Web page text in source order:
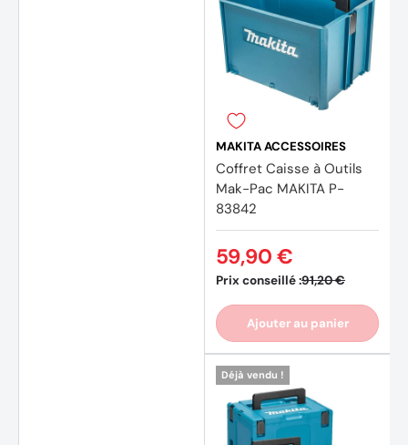
MAKITA ACCESSOIRES
Coffret Caisse à Outils
Mak-Pac MAKITA P-
83842
Prix conseillé :91,20 €
59,90 €
Ajouter au panier
Déjà vendu !